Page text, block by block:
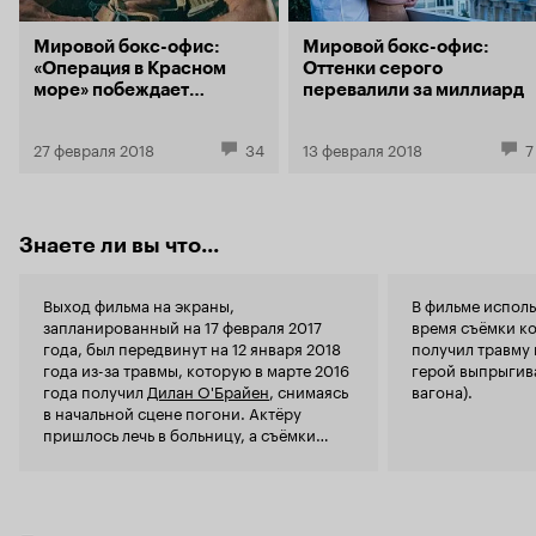
находится в центре города, а не на удаленной
точке). Ну а все оставшееся время потратить на
перестрелки, взрывы и драки внутри
небоскреба или на прилегающей территории.
царящий в округе беспредел? Можно же
линию для придания происходящему пущей
драматичности. Кстати, с этим все равно
воплощениями Ньюта и Терезы смотрелись в
разы драматичней и интересней, чем в
экранизации. А секрет прост:
взаимоотношениям персонажей уделили
гораздо больше внимания, чем тут. В картине
убили даже логику и мотивацию протагониста.
Если в книге симпатия к одним и ненависть к
Мировой бокс-офис:
«Операция в Красном
море» побеждает
27 февраля 2018 34
Мировой бокс-офис:
Оттенки серого
перевалили за миллиард
13 февраля 2018 7
Знаете ли вы что...
Выход фильма на экраны,
запланированный на 17 февраля 2017
года, был передвинут на 12 января 2018
года из-за травмы, которую в марте 2016
года получил Дилан О'Брайен , снимаясь
в начальной сцене погони. Актёру
пришлось лечь в больницу, а съёмки
В фильме
время съёмки
получил травму
герой
вагона).